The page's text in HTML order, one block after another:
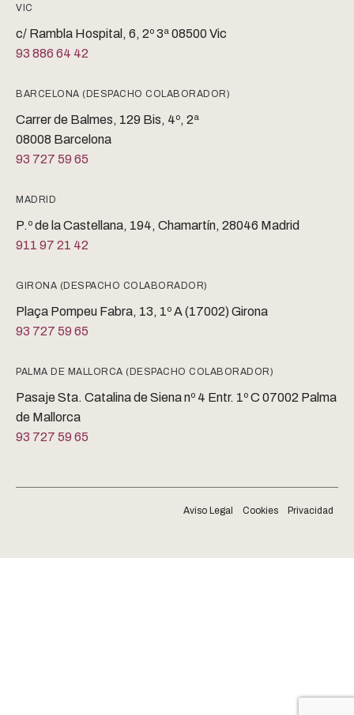
VIC
c/ Rambla Hospital, 6, 2º 3ª 08500 Vic
93 886 64 42
BARCELONA (DESPACHO COLABORADOR)
Carrer de Balmes, 129 Bis, 4º, 2ª
08008 Barcelona
93 727 59 65
MADRID
P.º de la Castellana, 194, Chamartín, 28046 Madrid
911 97 21 42
GIRONA (DESPACHO COLABORADOR)
Plaça Pompeu Fabra, 13, 1º A (17002) Girona
93 727 59 65
PALMA DE MALLORCA (DESPACHO COLABORADOR)
Pasaje Sta. Catalina de Siena nº 4 Entr. 1º C 07002 Palma
de Mallorca
93 727 59 65
Aviso Legal Cookies Privacidad